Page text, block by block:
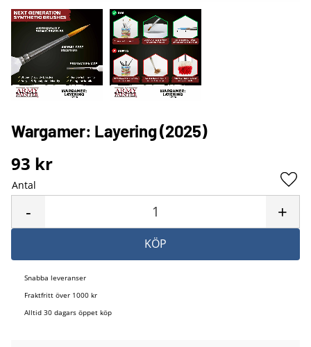
Wargamer: Layering (2025)
93 kr
Antal
+
-
KÖP
Snabba leveranser
Fraktfritt över 1000 kr
Alltid 30 dagars öppet köp